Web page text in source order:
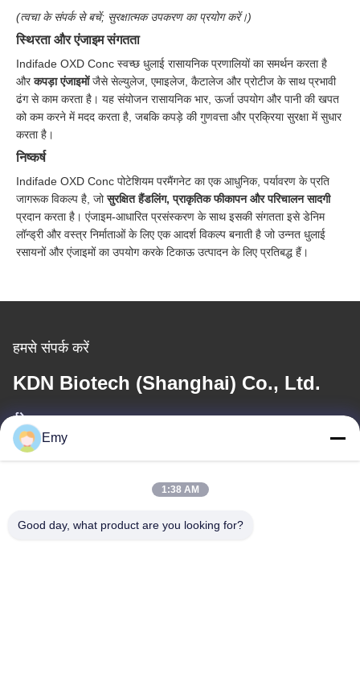
(त्वचा के संपर्क से बचें; सुरक्षात्मक उपकरण का प्रयोग करें।)
स्थिरता और एंजाइम संगतता
Indifade OXD Conc स्वच्छ धुलाई रासायनिक प्रणालियों का समर्थन करता है
औरकपड़ा एंजाइमोंजैसे सेल्युलेज, एमाइलेज, कैटालेज और प्रोटीज के साथ प्रभावी
ढंग से काम करता है। यह संयोजन रासायनिक भार, ऊर्जा उपयोग और पानी की खपत
को कम करने में मदद करता है, जबकि कपड़े की गुणवत्ता और प्रक्रिया सुरक्षा में सुधार
करता है।
निष्कर्ष
Indifade OXD Conc पोटेशियम परमैंगनेट का एक आधुनिक, पर्यावरण के प्रति
जागरूक विकल्प है, जोसुरक्षित हैंडलिंग, प्राकृतिक फीकापन और परिचालन सादगी
प्रदान करता है। एंजाइम-आधारित प्रसंस्करण के साथ इसकी संगतता इसे डेनिम
लॉन्ड्री और वस्त्र निर्माताओं के लिए एक आदर्श विकल्प बनाती है जो उन्नत धुलाई
रसायनों और एंजाइमों का उपयोग करके टिकाऊ उत्पादन के लिए प्रतिबद्ध हैं।
हमसे संपर्क करें
KDN Biotech (Shanghai) Co., Ltd.
ईमेल
Emy
1:38 AM
Good day, what product are you looking for?